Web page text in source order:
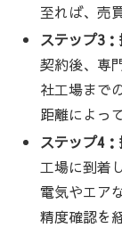
至れば、売
ステップ3
契約後、専
社工場まで
距離によっ
ステップ4
工場に到着
電気やエア
精度確認を